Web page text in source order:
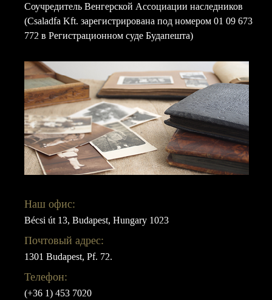
Соучредитель Венгерской Ассоциации наследников
(Csaladfa Kft. зарегистрирована под номером 01 09 673
772 в Регистрационном суде Будапешта)
Наш офис:
Bécsi út 13, Budapest, Hungary 1023
Почтовый адрес:
1301 Budapest, Pf. 72.
Телефон:
(+36 1) 453 7020